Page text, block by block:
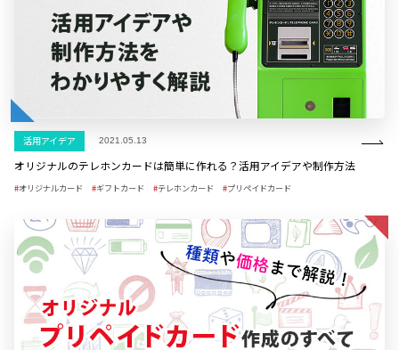
活用アイデア 2021.05.13
オリジナルのテレホンカードは簡単に作れる？活用アイデアや制作方法
オリジナルカード ギフトカード テレホンカード プリペイドカード